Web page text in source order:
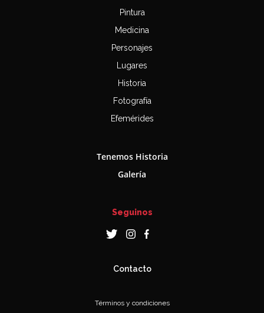
Pintura
Medicina
Personajes
Lugares
Historia
Fotografía
Efemérides
Tenemos Historia
Galería
Seguinos
Contacto
Términos y condiciones